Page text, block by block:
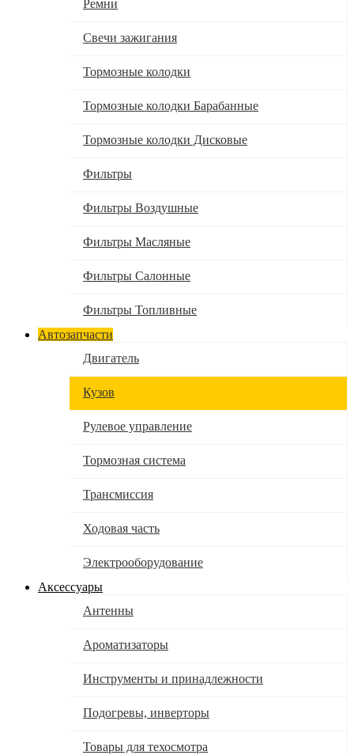
Ремни
Свечи зажигания
Тормозные колодки
Тормозные колодки Барабанные
Тормозные колодки Дисковые
Фильтры
Фильтры Воздушные
Фильтры Масляные
Фильтры Салонные
Фильтры Топливные
Автозапчасти
Двигатель
Кузов
Рулевое управление
Тормозная система
Трансмиссия
Ходовая часть
Электрооборудование
Аксессуары
Антенны
Ароматизаторы
Инструменты и принадлежности
Подогревы, инверторы
Товары для техосмотра